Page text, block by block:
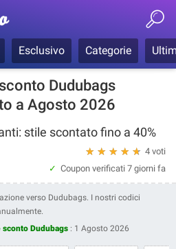
Esclusivo Categorie
Dudubags
a Agosto 2026
stile scontato fino a 40%
4 voti
★
★
★
★
★
Coupon verificati 7 giorni fa
verso Dudubags. I nostri codici
Dudubags : 1 Agosto 2026